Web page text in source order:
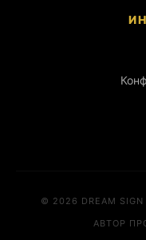
© 2026 DREAM
АВТОР